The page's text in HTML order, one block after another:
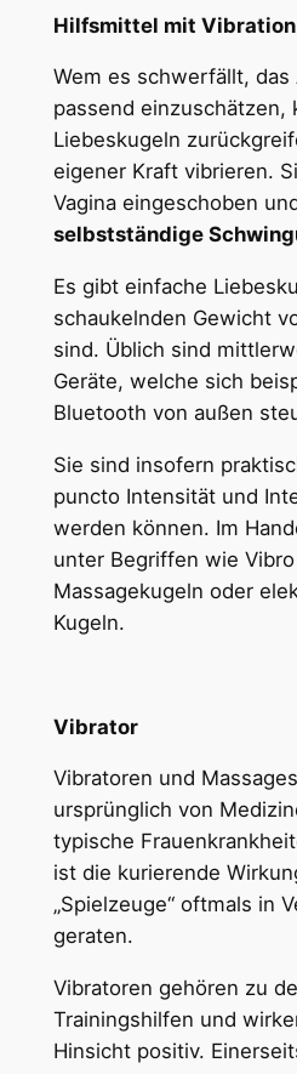
Hilfsmittel mit Vibration
Wem es schwerfällt, das
passend einzuschätzen,
Liebeskugeln
eigener Kraft vibrieren.
Vagina eingeschoben
selbstständige
Es gibt einfache
schaukelnden Gewicht
sind. Üblich sind
Geräte, welche sich
Bluetooth von außen
Sie sind insofern
puncto Intensität und
werden können. Im
unter Begriffen wie
Massagekugeln oder
Kugeln.
Vibrator
Vibratoren und
ursprünglich von
typische
ist die kurierende
„Spielzeuge“ oftmals in
geraten.
Vibratoren gehören zu
Trainingshilfen und
Hinsicht positiv.